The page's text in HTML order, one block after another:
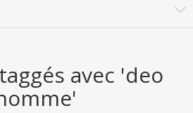
avec 'deo